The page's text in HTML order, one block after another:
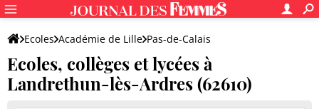
Ecoles Académie de Lille Pas-de-Calais
Ecoles, collèges et lycées à
Landrethun-lès-Ardres (62610)